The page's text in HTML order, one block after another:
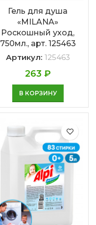
Гель для душа
«MILANA»
Роскошный уход,
750мл., арт. 125463
Артикул: 125463
263 ₽
В КОРЗИНУ